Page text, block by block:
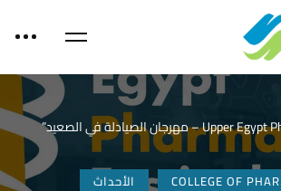
COLLEGE OF الأحداث